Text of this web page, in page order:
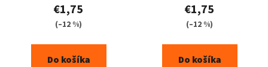
€1,75
(–12 %)
Do košíka
€1,75
(–12 %)
Do košíka